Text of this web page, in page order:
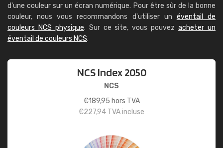
d'une couleur sur un écran numérique. Pour être sûr de la bonne
couleur, nous vous recommandons d'utiliser un éventail de
couleurs NCS physique. Sur ce site, vous pouvezacheter un
éventail de couleurs NCS.
NCS Index 2050
NCS
€189,95 hors TVA
€227,94 TVA incluse